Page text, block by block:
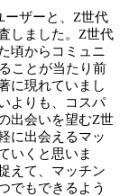
ーザーと、Z世代
しました。Z世代
頃からコミュニ
ことが当たり前
に現れていまし
よりも、コスパ
出会いを望むZ世
に出会えるマッ
いくと思いま
えて、マッチン
でもできるよう